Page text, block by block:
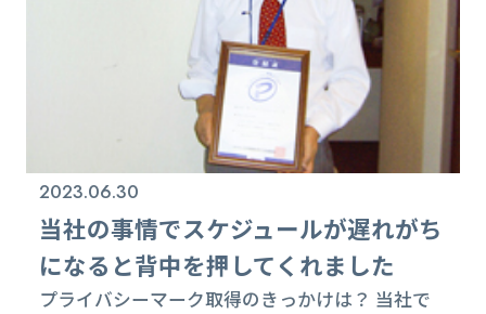
が多いので、あまり社内で取り扱うことはないで
すが、今後、携帯の開発がさらに増えてくる...
2023.06.30
当社の事情でスケジュールが遅れがち
になると背中を押してくれました
プライバシーマーク取得のきっかけは？ 当社で